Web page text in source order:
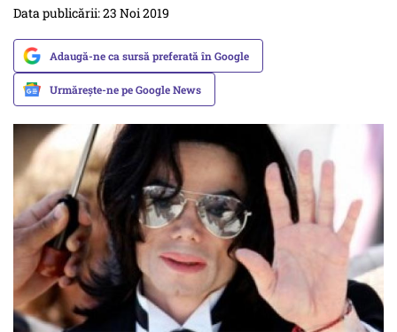
Data publicării: 23 Noi 2019
Adaugă-ne ca sursă preferată în Google
Urmărește-ne pe Google News